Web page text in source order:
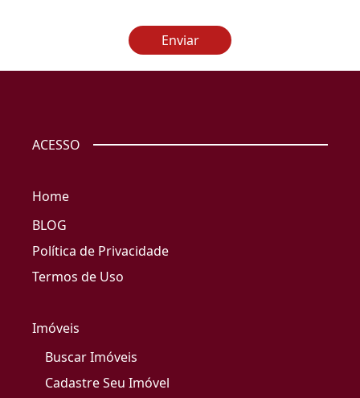
Enviar
ACESSO
Home
BLOG
Política de Privacidade
Termos de Uso
Imóveis
Buscar Imóveis
Cadastre Seu Imóvel